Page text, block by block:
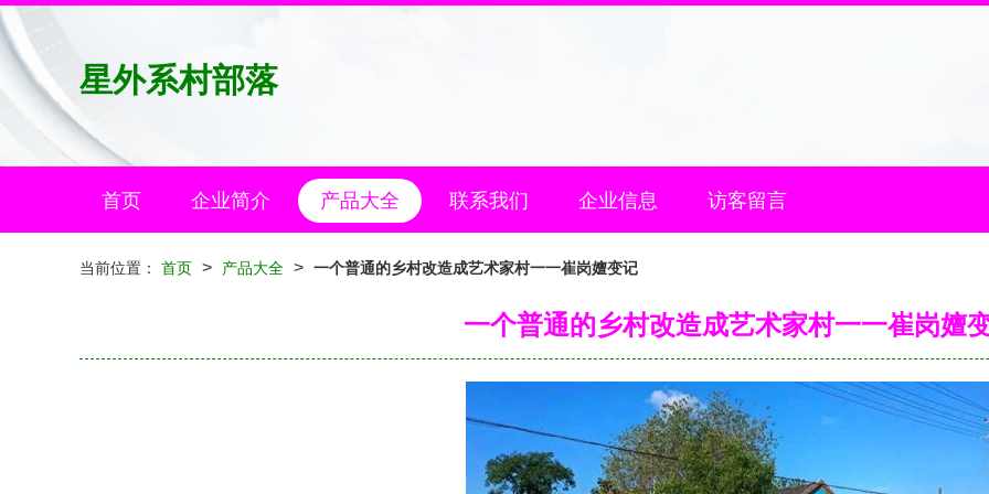
星外系村部落
首页 企业简介 产品大全 联系我们 企业信息 访客留言
当前位置： 首页 > 产品大全 > 一个普通的乡村改造成艺术家村一一崔岗嬗变记
一个普通的乡村改造成艺术家村一一崔岗嬗